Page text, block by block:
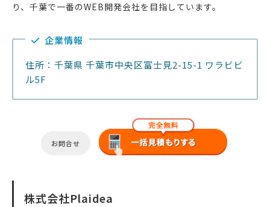
り、千葉で一番のWEB開発会社を目指しています。
企業情報
住所：千葉県 千葉市中央区富士見2-15-1 ワラビビ
ル5F
お問合せ
株式会社Plaidea